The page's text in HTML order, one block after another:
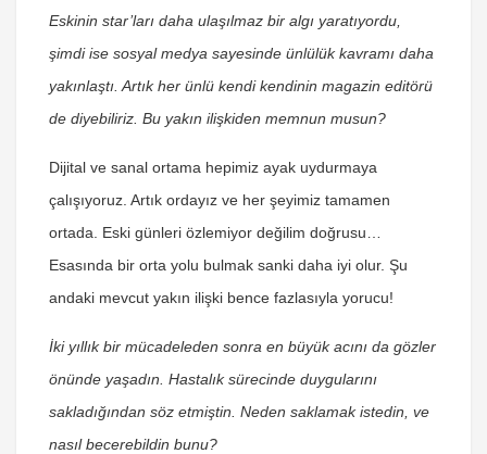
Eskinin star’ları daha ulaşılmaz bir algı yaratıyordu,
şimdi ise sosyal medya sayesinde ünlülük kavramı daha
yakınlaştı. Artık her ünlü kendi kendinin magazin editörü
de diyebiliriz. Bu yakın ilişkiden memnun musun?
Dijital ve sanal ortama hepimiz ayak uydurmaya
çalışıyoruz. Artık ordayız ve her şeyimiz tamamen
ortada. Eski günleri özlemiyor değilim doğrusu…
Esasında bir orta yolu bulmak sanki daha iyi olur. Şu
andaki mevcut yakın ilişki bence fazlasıyla yorucu!
İki yıllık bir mücadeleden sonra en büyük acını da gözler
önünde yaşadın. Hastalık sürecinde duygularını
sakladığından söz etmiştin. Neden saklamak istedin, ve
nasıl becerebildin bunu?